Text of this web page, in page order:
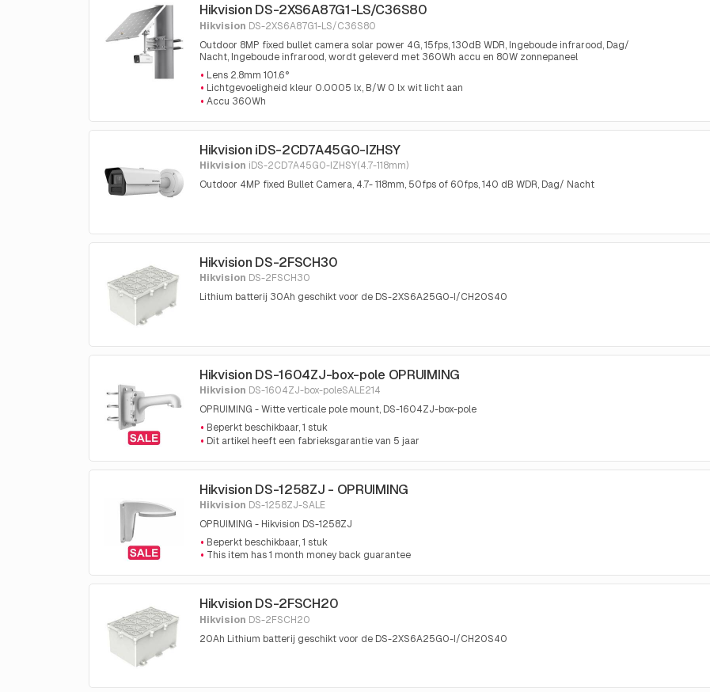
Hikvision DS-2XS6A87G1-LS/C36S80
Hikvision DS-2XS6A87G1-LS/C36S80
Outdoor 8MP fixed bullet camera solar power 4G, 15fps, 130dB WDR, Ingeboude infrarood, Dag/
Nacht, Ingeboude infrarood, wordt geleverd met 360Wh accu en 80W zonnepaneel
Lens 2.8mm 101.6°
Lichtgevoeligheid kleur 0.0005 lx, B/W 0 lx wit licht aan
Accu 360Wh
Hikvision iDS-2CD7A45G0-IZHSY
Hikvision iDS-2CD7A45G0-IZHSY(4.7-118mm)
Outdoor 4MP fixed Bullet Camera, 4.7- 118mm, 50fps of 60fps, 140 dB WDR, Dag/ Nacht
Hikvision DS-2FSCH30
Hikvision DS-2FSCH30
Lithium batterij 30Ah geschikt voor de DS-2XS6A25G0-I/CH20S40
Hikvision DS-1604ZJ-box-pole OPRUIMING
Hikvision DS-1604ZJ-box-poleSALE214
OPRUIMING - Witte verticale pole mount, DS-1604ZJ-box-pole
Beperkt beschikbaar, 1 stuk
Dit artikel heeft een fabrieksgarantie van 5 jaar
Hikvision DS-1258ZJ - OPRUIMING
Hikvision DS-1258ZJ-SALE
OPRUIMING - Hikvision DS-1258ZJ
Beperkt beschikbaar, 1 stuk
This item has 1 month money back guarantee
Hikvision DS-2FSCH20
Hikvision DS-2FSCH20
20Ah Lithium batterij geschikt voor de DS-2XS6A25G0-I/CH20S40